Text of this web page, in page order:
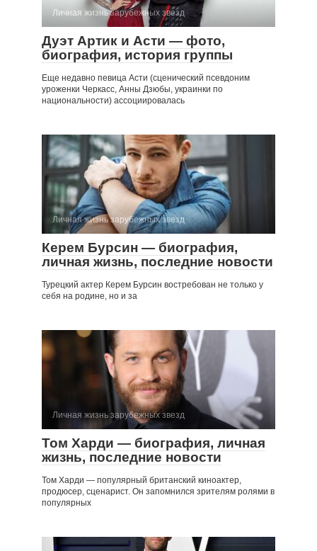
Личная жизнь зарубежных звезд
Дуэт Артик и Асти — фото,
биография, история группы
Еще недавно певица Асти (сценический псевдоним
уроженки Черкасс, Анны Дзюбы, украинки по
национальности) ассоциировалась
Личная жизнь зарубежных звезд
Керем Бурсин — биография,
личная жизнь, последние новости
Турецкий актер Керем Бурсин востребован не только у
себя на родине, но и за
Личная жизнь зарубежных звезд
Том Харди — биография, личная
жизнь, последние новости
Том Харди — популярный британский киноактер,
продюсер, сценарист. Он запомнился зрителям ролями в
популярных